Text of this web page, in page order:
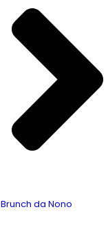
Brunch da Nono